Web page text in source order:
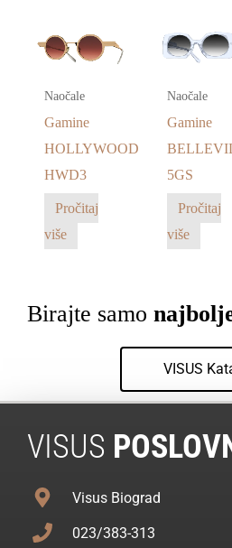
Naočale
Gamine
HOLLYWOOD
HWD3
Pročitaj
više
Naočale
Gamine
5GS
Pročitaj
više
Birajte samo
VISUS
VISUS
Visus Biograd
023/383-313